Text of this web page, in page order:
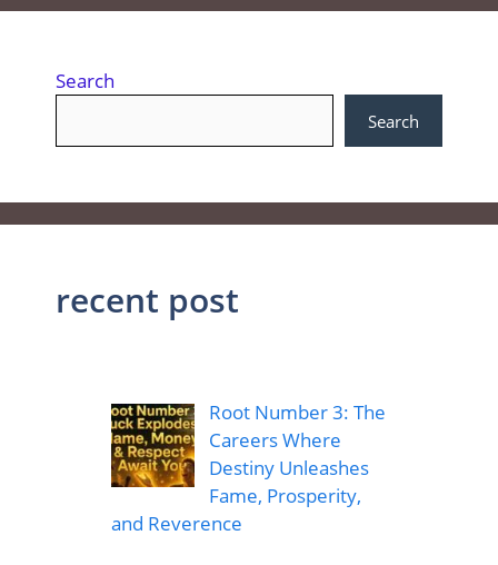
Search
Search
recent post
Root Number 3: The
Careers Where
Destiny Unleashes
Fame, Prosperity,
and Reverence